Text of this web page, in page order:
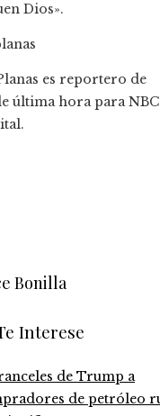
Dios».
es reportero de
última hora para NBC
Bonilla
Interese